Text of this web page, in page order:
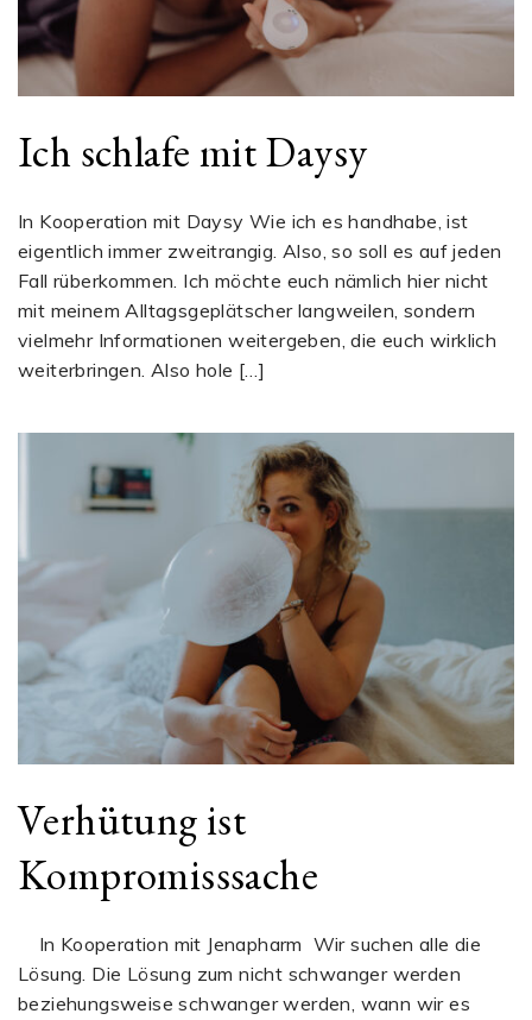
Ich schlafe mit Daysy
In Kooperation mit Daysy Wie ich es handhabe, ist
eigentlich immer zweitrangig. Also, so soll es auf jeden
Fall rüberkommen. Ich möchte euch nämlich hier nicht
mit meinem Alltagsgeplätscher langweilen, sondern
vielmehr Informationen weitergeben, die euch wirklich
weiterbringen. Also hole […]
Verhütung ist
Kompromisssache
In Kooperation mit Jenapharm Wir suchen alle die
Lösung. Die Lösung zum nicht schwanger werden
beziehungsweise schwanger werden, wann wir es